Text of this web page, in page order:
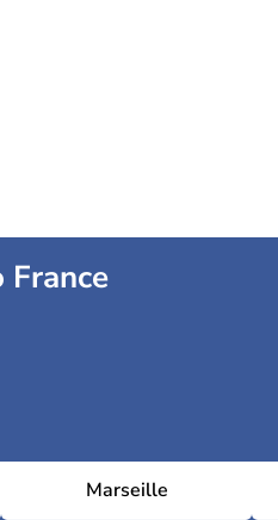
France
Marseille